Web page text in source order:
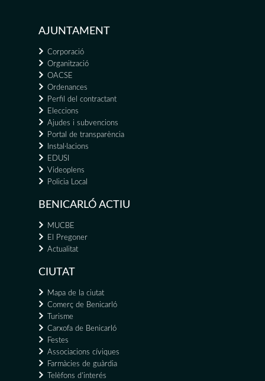
AJUNTAMENT
Corporació
Organització
OACSE
Ordenances
Perfil del contractant
Eleccions
Ajudes i subvencions
Portal de transparència
Instal·lacions
EDUSI
Videoplens
Policia Local
BENICARLÓ ACTIU
MUCBE
El Pregoner
Actualitat
CIUTAT
Mapa de la ciutat
Comerç de Benicarló
Turisme
Carxofa de Benicarló
Festes
Associacions cíviques
Farmàcies de guàrdia
Telèfons d'interés